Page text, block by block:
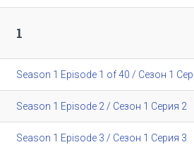
1
Season 1 Episode 1 of 40 / Сезон 1
Season 1 Episode 2 / Сезон 1 Серия 2
Season 1 Episode 3 / Сезон 1 Серия 3